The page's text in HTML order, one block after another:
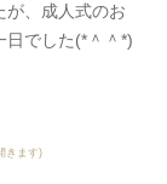
が、成人式のお
日でした(*＾＾*)
きます)